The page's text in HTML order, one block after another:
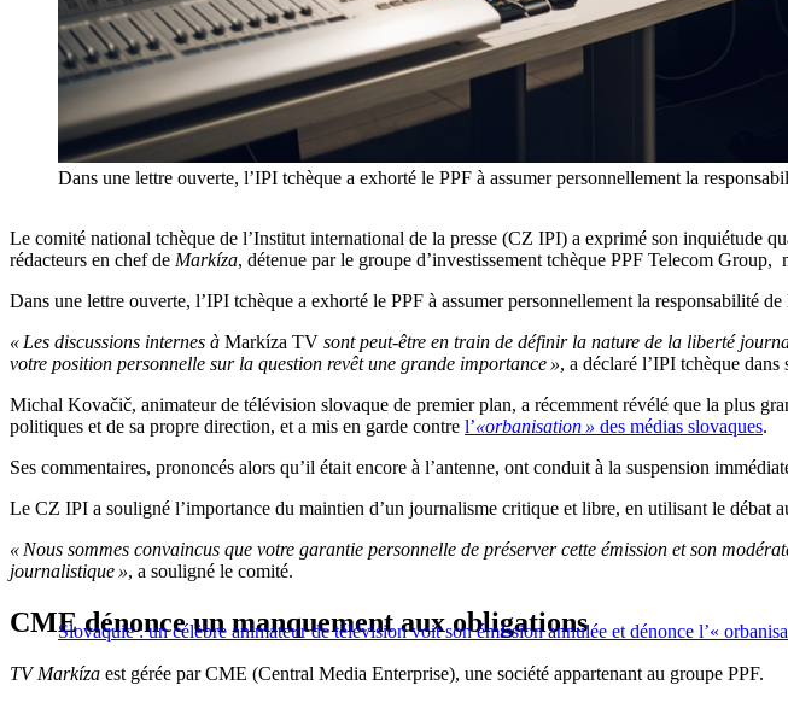
Dans une lettre ouverte, l’IPI tchèque a exhorté le PPF à assumer personnellement la
Le comité national tchèque de l’Institut international de la presse (CZ IPI) a exprimé son inquiétude
rédacteurs en chef de Markíza, détenue par le groupe d’investissement tchèque PPF Telecom Group,
Dans une lettre ouverte, l’IPI tchèque a exhorté le PPF à assumer personnellement la responsabilité
« Les discussions internes à Markíza TV sont peut-être en train de définir la nature de la liberté
votre position personnelle sur la question revêt une grande importance », a déclaré l’IPI tchèque
Michal Kovačič, animateur de télévision slovaque de premier plan, a récemment révélé que la plus
politiques et de sa propre direction, et a mis en garde contre l’«orbanisation » des médias slovaques.
Ses commentaires, prononcés alors qu’il était encore à l’antenne, ont conduit à la suspension
Le CZ IPI a souligné l’importance du maintien d’un journalisme critique et libre, en utilisant le débat
« Nous sommes convaincus que votre garantie personnelle de préserver cette émission et son
journalistique », a souligné le comité.
Slovaquie : un célèbre animateur de télévision voit son émission annulée et dénonce l’«
CME dénonce un manquement aux obligations
TV Markíza est gérée par CME (Central Media Enterprise), une société appartenant au groupe PPF.